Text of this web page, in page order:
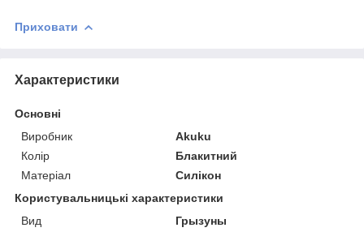
Приховати
Характеристики
Основні
Виробник
Akuku
Колір
Блакитний
Матеріал
Силікон
Користувальницькі характеристики
Вид
Грызуны